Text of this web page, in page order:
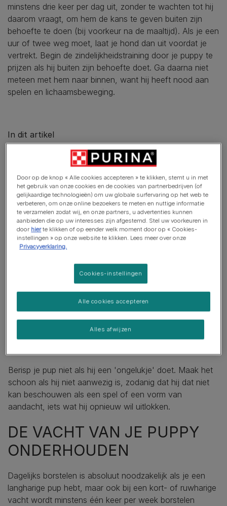
minstens drie keer per dag uit, zonder te wachten tot hij
daarom vraagt, om hem de kans te geven buiten zijn
behoefte te doen (bij voorkeur na de maaltijd). Als je een
uur of twee weg moet, laat je hond dan uit voordat je
vertrekt. Begin de zindelijkheidstraining door je puppy te
prijzen als hij buiten zijn behoefte doet. Ga daarna niet
meteen met hem naar binnen, want hij heeft nood aan
spelen en lichaamsbeweging.
In dit artikel
DE VACHT VAN JE PUPPY ONDERHOUDEN
Berisp je pup niet als hij een 'ongelukje' doet. Maak het
schoon als hij niet aanwezig is, zodanig dat hij dat niet
kan beschouwen als een spel of een vorm van
aandacht, iets wat hij opnieuw wil uitlokken.
DE VACHT VAN JE PUPPY
ONDERHOUDEN
Dagelijks borstelen is absoluut noodzakelijk als je een
langharige pup hebt, maar ook bij een kort- of ruwharige
vacht wordt minstens één keer per week borstelen
Door op de knop « Alle cookies accepteren » te klikken, stemt u in met
het gebruik van onze cookies en de cookies van partnerbedrijven (of
gelijkaardige technologieën) om uw globale surfervaring op het web te
verbeteren, om onze online bezoekers te meten en nuttige informatie
te verzamelen zodat wij, en onze partners, u advertenties kunnen
aanbieden die op uw interesses zijn afgestemd. Stel uw voorkeuren in
door hierte klikken of op eender welk moment door op « Cookies-
instellingen » op onze website te klikken. Lees meer over onze
Privacyverklaring.
Cookies-instellingen
Alles afwijzen
Alle cookies accepteren